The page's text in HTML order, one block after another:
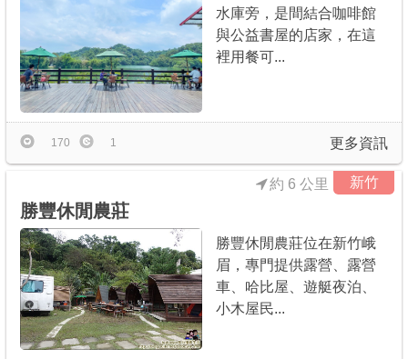
水庫旁，是間結合咖啡館
與公益書屋的店家，在這
裡用餐可...
更多資訊
170 1
新竹
勝豐休閒農莊
約 6 公里
勝豐休閒農莊位在新竹峨
眉，專門提供露營、露營
車、哈比屋、遊艇夜泊、
小木屋民...